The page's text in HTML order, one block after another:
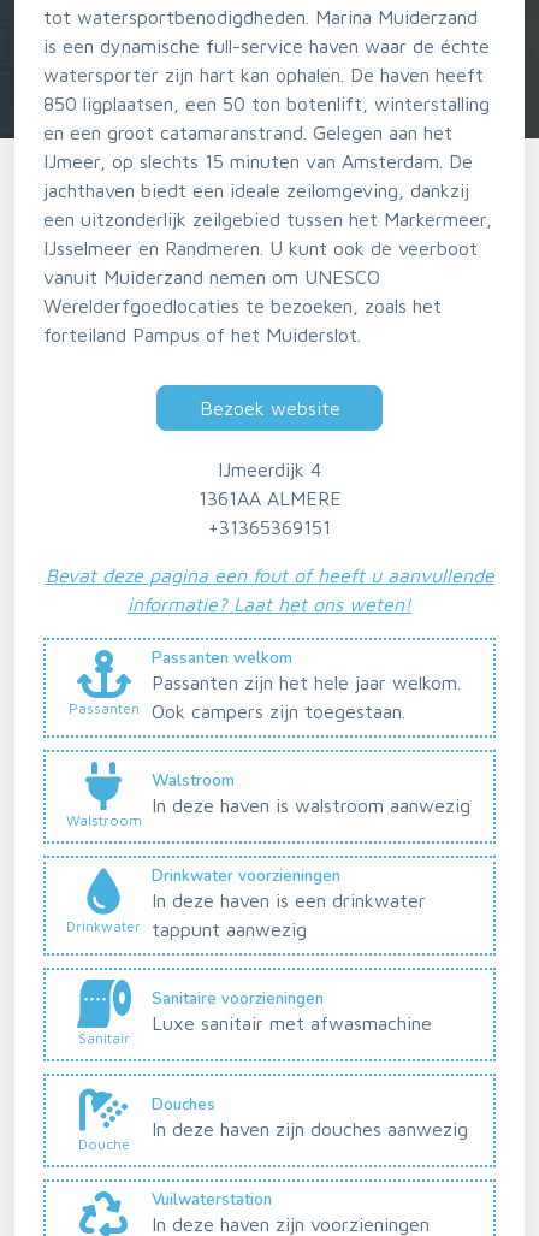
tot watersportbenodigdheden. Marina Muiderzand
is een dynamische full-service haven waar de échte
watersporter zijn hart kan ophalen. De haven heeft
850 ligplaatsen, een 50 ton botenlift, winterstalling
en een groot catamaranstrand. Gelegen aan het
IJmeer, op slechts 15 minuten van Amsterdam. De
jachthaven biedt een ideale zeilomgeving, dankzij
een uitzonderlijk zeilgebied tussen het Markermeer,
IJsselmeer en Randmeren. U kunt ook de veerboot
vanuit Muiderzand nemen om UNESCO
Werelderfgoedlocaties te bezoeken, zoals het
forteiland Pampus of het Muiderslot.
Bezoek website
IJmeerdijk 4
1361AA ALMERE
+31365369151
Bevat deze pagina een fout of heeft u aanvullende
informatie? Laat het ons weten!
Passanten
Passanten welkom
Passanten zijn het hele jaar welkom.
Ook campers zijn toegestaan.
Walstroom
Walstroom
In deze haven is walstroom aanwezig
Drinkwater
Drinkwater voorzieningen
In deze haven is een drinkwater
tappunt aanwezig
Sanitair
Sanitaire voorzieningen
Luxe sanitair met afwasmachine
Douche
Douches
In deze haven zijn douches aanwezig
Vuilwaterstation
In deze haven zijn voorzieningen